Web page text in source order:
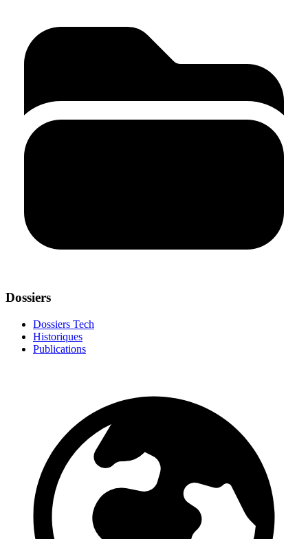
Dossiers
Dossiers Tech
Historiques
Publications